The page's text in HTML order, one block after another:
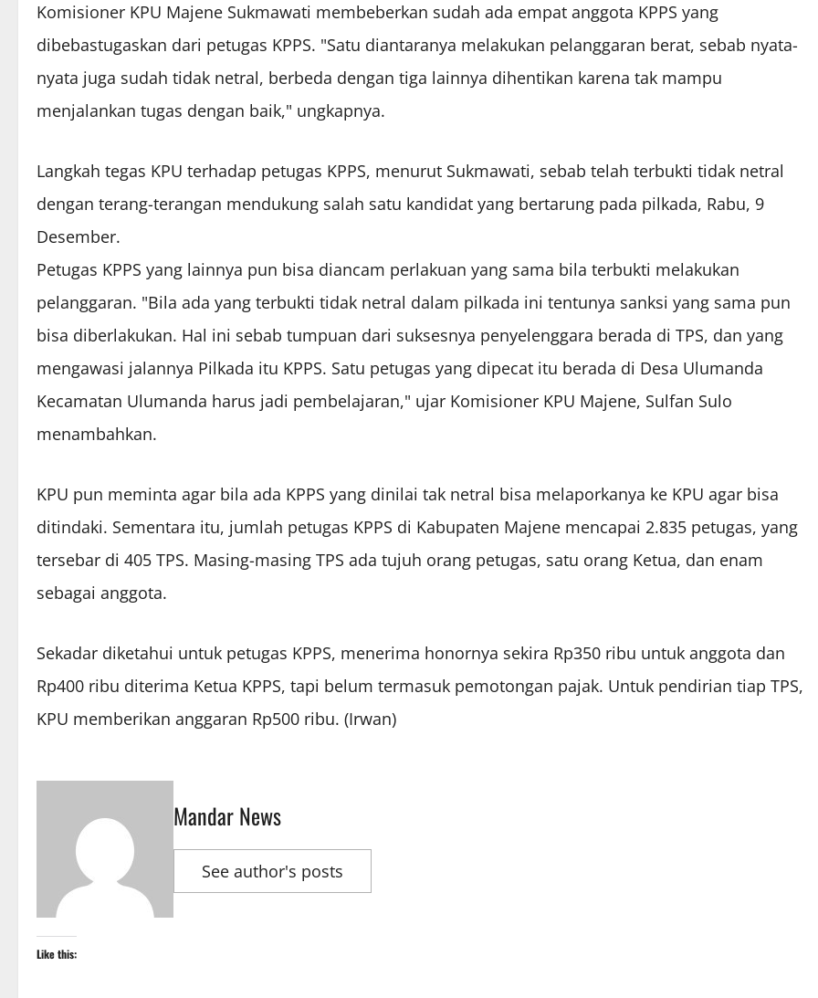
Komisioner KPU Majene Sukmawati membeberkan sudah ada empat anggota KPPS yang
dibebastugaskan dari petugas KPPS. "Satu diantaranya melakukan pelanggaran berat, sebab nyata-
nyata juga sudah tidak netral, berbeda dengan tiga lainnya dihentikan karena tak mampu
menjalankan tugas dengan baik," ungkapnya.
Langkah tegas KPU terhadap petugas KPPS, menurut Sukmawati, sebab telah terbukti tidak netral
dengan terang-terangan mendukung salah satu kandidat yang bertarung pada pilkada, Rabu, 9
Desember.
Petugas KPPS yang lainnya pun bisa diancam perlakuan yang sama bila terbukti melakukan
pelanggaran. "Bila ada yang terbukti tidak netral dalam pilkada ini tentunya sanksi yang sama pun
bisa diberlakukan. Hal ini sebab tumpuan dari suksesnya penyelenggara berada di TPS, dan yang
mengawasi jalannya Pilkada itu KPPS. Satu petugas yang dipecat itu berada di Desa Ulumanda
Kecamatan Ulumanda harus jadi pembelajaran," ujar Komisioner KPU Majene, Sulfan Sulo
menambahkan.
KPU pun meminta agar bila ada KPPS yang dinilai tak netral bisa melaporkanya ke KPU agar bisa
ditindaki. Sementara itu, jumlah petugas KPPS di Kabupaten Majene mencapai 2.835 petugas, yang
tersebar di 405 TPS. Masing-masing TPS ada tujuh orang petugas, satu orang Ketua, dan enam
sebagai anggota.
Sekadar diketahui untuk petugas KPPS, menerima honornya sekira Rp350 ribu untuk anggota dan
Rp400 ribu diterima Ketua KPPS, tapi belum termasuk pemotongan pajak. Untuk pendirian tiap TPS,
KPU memberikan anggaran Rp500 ribu. (Irwan)
Mandar News
See author's posts
Like this: